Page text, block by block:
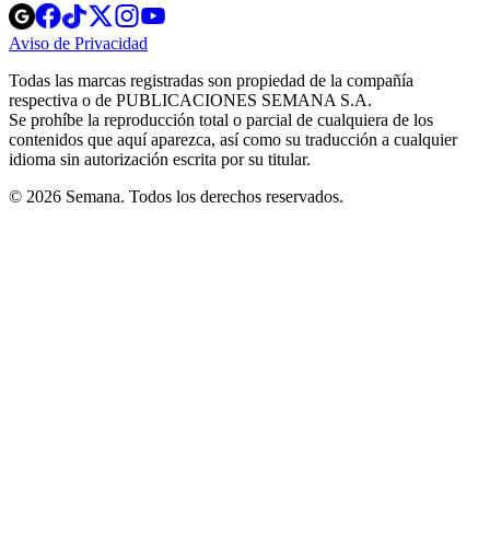
Opens
in
new
Opens
in
new
Opens
in
new
window
Opens
new
windowwindow
Aviso de Privacidad
new
window
Todas las marcas registradas son propiedad de la compañía
respectiva o de PUBLICACIONES SEMANA S.A.
Se prohíbe la reproducción total o parcial de cualquiera de los
contenidos que aquí aparezca, así como su traducción a cualquier
idioma sin autorización escrita por su titular.
© 2026 Semana. Todos los derechos reservados.